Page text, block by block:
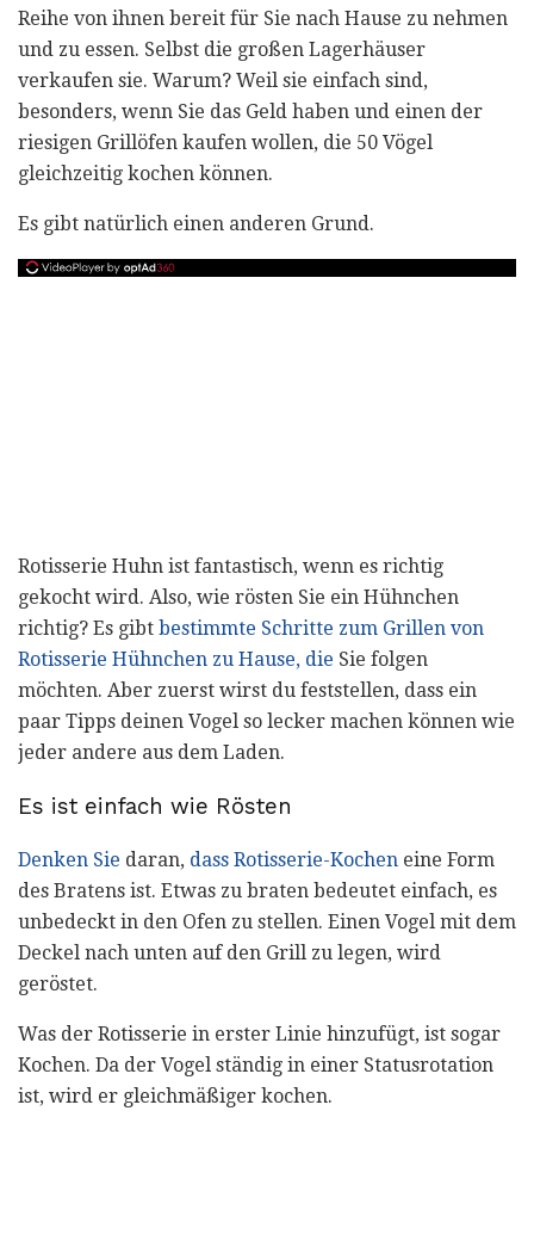
Reihe von ihnen bereit für Sie nach Hause zu nehmen
und zu essen. Selbst die großen Lagerhäuser
verkaufen sie. Warum? Weil sie einfach sind,
besonders, wenn Sie das Geld haben und einen der
riesigen Grillöfen kaufen wollen, die 50 Vögel
gleichzeitig kochen können.
Es gibt natürlich einen anderen Grund.
Rotisserie Huhn ist fantastisch, wenn es richtig
gekocht wird. Also, wie rösten Sie ein Hühnchen
richtig? Es gibt bestimmte Schritte zum Grillen von
Rotisserie Hühnchen zu Hause, die Sie folgen
möchten. Aber zuerst wirst du feststellen, dass ein
paar Tipps deinen Vogel so lecker machen können wie
jeder andere aus dem Laden.
Es ist einfach wie Rösten
Denken Sie daran, dass Rotisserie-Kochen eine Form
des Bratens ist. Etwas zu braten bedeutet einfach, es
unbedeckt in den Ofen zu stellen. Einen Vogel mit dem
Deckel nach unten auf den Grill zu legen, wird
geröstet.
Was der Rotisserie in erster Linie hinzufügt, ist sogar
Kochen. Da der Vogel ständig in einer Statusrotation
ist, wird er gleichmäßiger kochen.